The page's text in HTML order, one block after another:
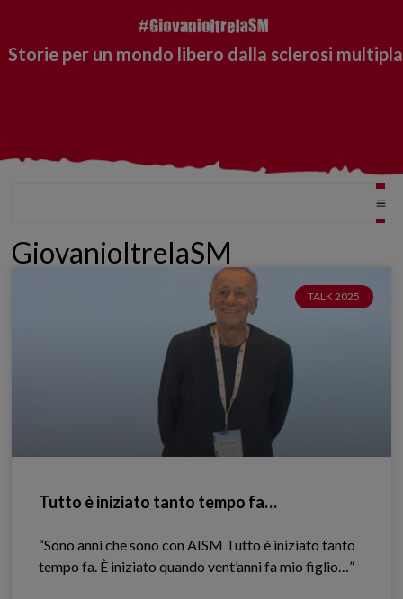
Storie per un mondo libero dalla sclerosi multipla
GiovanioltrelaSM
TALK 2025
Tutto è iniziato tanto tempo fa…
“Sono anni che sono con AISM Tutto è iniziato tanto
tempo fa. È iniziato quando vent’anni fa mio figlio…”